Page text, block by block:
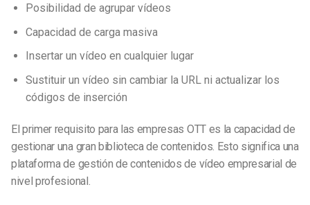
Posibilidad de agrupar vídeos
Capacidad de carga masiva
Insertar un vídeo en cualquier lugar
Sustituir un vídeo sin cambiar la URL ni actualizar los
códigos de inserción
El primer requisito para las empresas OTT es la capacidad de
gestionar una gran biblioteca de contenidos. Esto significa una
plataforma de gestión de contenidos de vídeo empresarial de
nivel profesional.